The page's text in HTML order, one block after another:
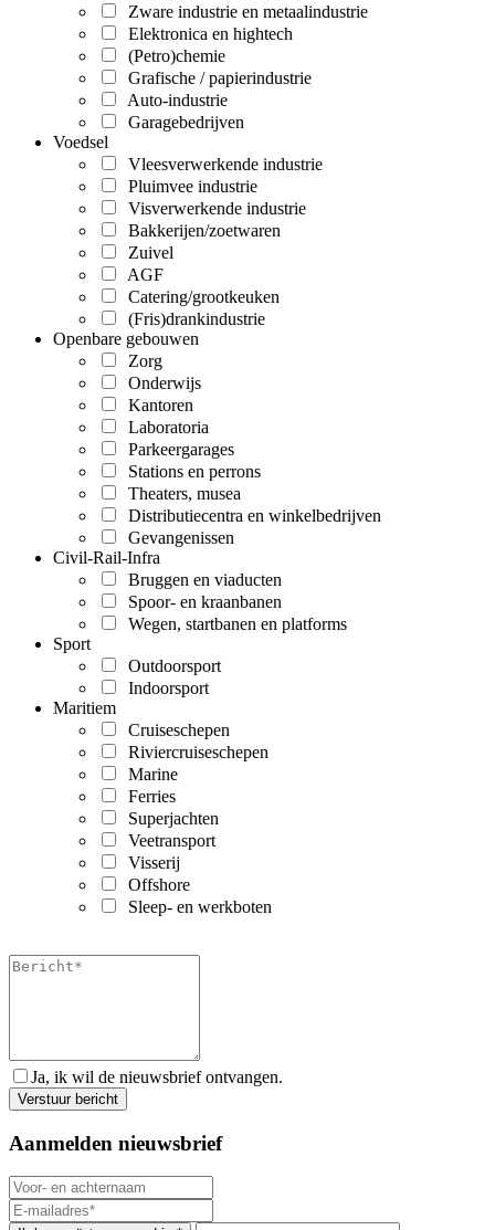
Zware industrie en metaalindustrie
Elektronica en hightech
(Petro)chemie
Grafische / papierindustrie
Auto-industrie
Garagebedrijven
Voedsel
Vleesverwerkende industrie
Pluimvee industrie
Visverwerkende industrie
Bakkerijen/zoetwaren
Zuivel
AGF
Catering/grootkeuken
(Fris)drankindustrie
Openbare gebouwen
Zorg
Onderwijs
Kantoren
Laboratoria
Parkeergarages
Stations en perrons
Theaters, musea
Distributiecentra en winkelbedrijven
Gevangenissen
Civil-Rail-Infra
Bruggen en viaducten
Spoor- en kraanbanen
Wegen, startbanen en platforms
Sport
Outdoorsport
Indoorsport
Maritiem
Cruiseschepen
Riviercruiseschepen
Marine
Ferries
Superjachten
Veetransport
Visserij
Offshore
Sleep- en werkboten
Ja, ik wil de nieuwsbrief ontvangen.
Aanmelden nieuwsbrief